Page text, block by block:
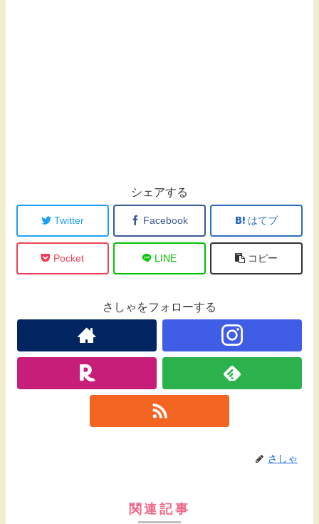
シェアする
Twitter Facebook はてブ
Pocket LINE コピー
さしゃをフォローする
さしゃ
関連記事